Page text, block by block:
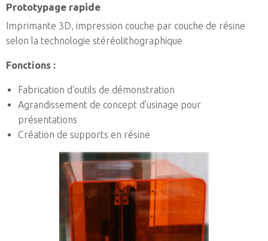
Prototypage rapide
Imprimante 3D, impression couche par couche de résine
selon la technologie stéréolithographique
Fonctions :
Fabrication d'outils de démonstration
Agrandissement de concept d'usinage pour
présentations
Création de supports en résine